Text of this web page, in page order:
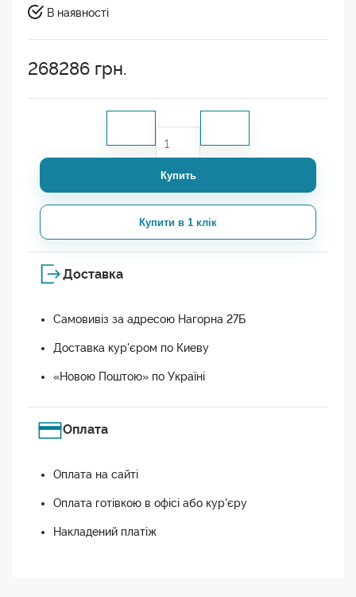
В наявності
268286 грн.
Купить
Купити в 1 клік
Доставка
Самовивіз за адресою Нагорна 27Б
Доставка кур'єром по Киеву
«Новою Поштою» по Україні
Оплата
Оплата на сайті
Оплата готівкою в офісі або кур'єру
Накладений платіж